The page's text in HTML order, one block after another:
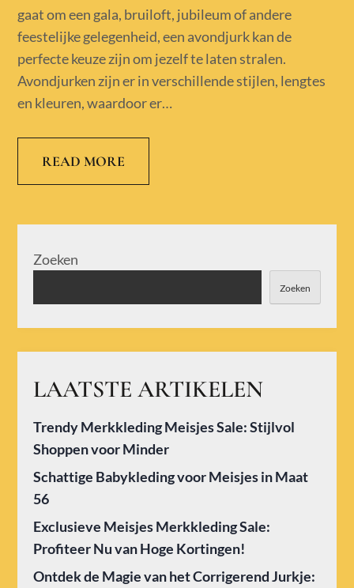
gaat om een gala, bruiloft, jubileum of andere
feestelijke gelegenheid, een avondjurk kan de
perfecte keuze zijn om jezelf te laten stralen.
Avondjurken zijn er in verschillende stijlen, lengtes
en kleuren, waardoor er…
READ MORE
Zoeken
Zoeken
LAATSTE ARTIKELEN
Trendy Merkkleding Meisjes Sale: Stijlvol
Shoppen voor Minder
Schattige Babykleding voor Meisjes in Maat
56
Exclusieve Meisjes Merkkleding Sale:
Profiteer Nu van Hoge Kortingen!
Ontdek de Magie van het Corrigerend Jurkje: